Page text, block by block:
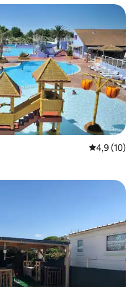
4,9 (10)